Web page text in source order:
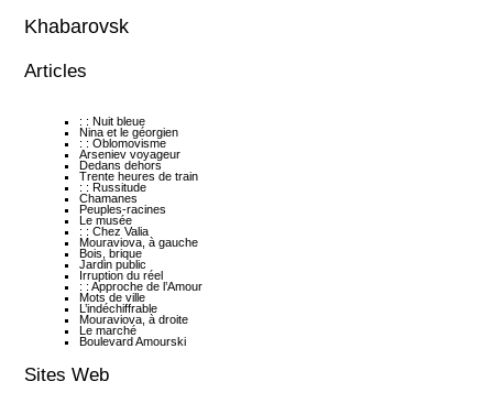
Khabarovsk
Articles
: : Nuit bleue
Nina et le géorgien
: : Oblomovisme
Arseniev voyageur
Dedans dehors
Trente heures de train
: : Russitude
Chamanes
Peuples-racines
Le musée
: : Chez Valia
Mouraviova, à gauche
Bois, brique
Jardin public
Irruption du réel
: : Approche de l’Amour
Mots de ville
L’indéchiffrable
Mouraviova, à droite
Le marché
Boulevard Amourski
Sites Web